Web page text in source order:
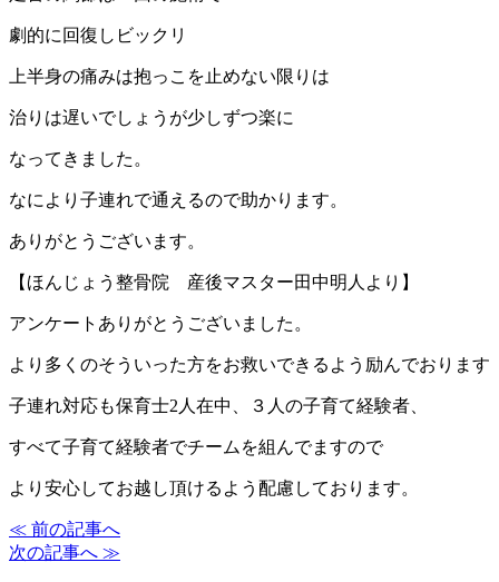
劇的に回復しビックリ
上半身の痛みは抱っこを止めない限りは
治りは遅いでしょうが少しずつ楽に
なってきました。
なにより子連れで通えるので助かります。
ありがとうございます。
【ほんじょう整骨院 産後マスター田中明人より】
アンケートありがとうございました。
より多くのそういった方をお救いできるよう励んでおります
子連れ対応も保育士2人在中、３人の子育て経験者、
すべて子育て経験者でチームを組んでますので
より安心してお越し頂けるよう配慮しております。
≪ 前の記事へ
次の記事へ ≫